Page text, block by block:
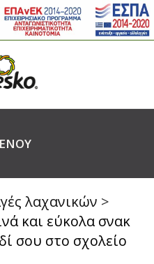
λαχανικών >
και εύκολα σνακ
σου στο σχολείο